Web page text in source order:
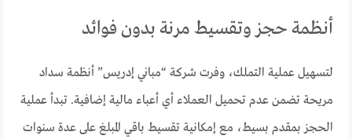
أنظمة حجز وتقسيط مرنة بدون فوائد
لتسهيل عملية التملك، وفرت شركة “مباني إدريس” أنظمة سداد
مريحة تضمن عدم تحميل العملاء أي أعباء مالية إضافية. تبدأ عملية
الحجز بمقدم بسيط، مع إمكانية تقسيط باقي المبلغ على عدة سنوات